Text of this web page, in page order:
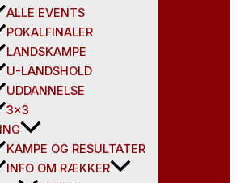
ALLE EVENTS
POKALFINALER
LANDSKAMPE
U-LANDSHOLD
UDDANNELSE
3×3
KAMPE OG RESULTATER
INFO OM RÆKKER